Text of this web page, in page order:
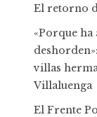
El retorno
«Porque
villas
Villaluenga
El Frente